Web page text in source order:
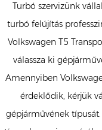
Turbó szervizünk
turbó felújítás
Volkswagen T5
válassza ki
Amennyiben
érdeklődik, kérjük
gépjárművének